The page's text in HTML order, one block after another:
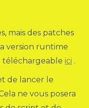
mais des patches
version runtime
téléchargeable ici .
de lancer le
ne vous posera